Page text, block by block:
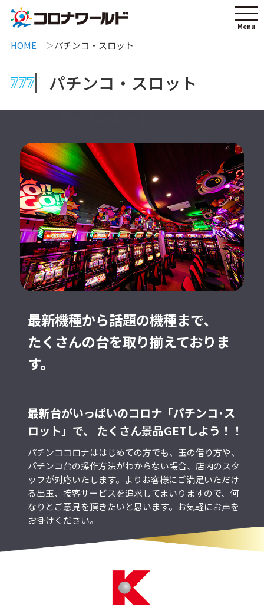
HOME パチンコ・スロット
パチンコ・スロット
最新機種から話題の機種まで、
たくさんの台を取り揃えておりま
す。
最新台がいっぱいのコロナ「パチンコ･ス
ロット」で、
たくさん景品GETしよう！！
パチンココロナははじめての方でも、玉の借り方や、
パチンコ台の操作方法がわからない場合、店内のスタ
ッフが対応いたします。よりお客様にご満足いただけ
る出玉、接客サービスを追求してまいりますので、何
なりとご意見を頂きたいと思います。お気軽にお声を
お掛けください。